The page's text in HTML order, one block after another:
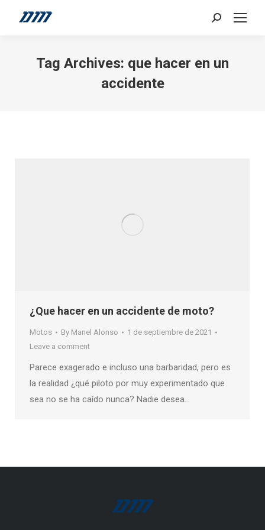
Search:
Tag Archives: que hacer en un
accidente
¿Que hacer en un accidente de moto?
Motos By Manel Alonso
1 de septiembre de 2021
Leave a comment
Parece exagerado e incluso una barbaridad, pero es
la realidad ¿qué piloto por muy experimentado que
sea no se ha caído nunca? Nadie desea…